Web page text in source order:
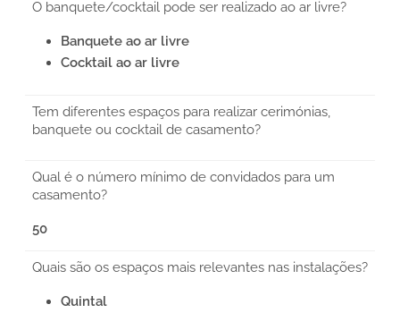
O banquete/cocktail pode ser realizado ao ar livre?
Banquete ao ar livre
Cocktail ao ar livre
Tem diferentes espaços para realizar cerimónias,
banquete ou cocktail de casamento?
Qual é o número mínimo de convidados para um
casamento?
50
Quais são os espaços mais relevantes nas instalações?
Quintal